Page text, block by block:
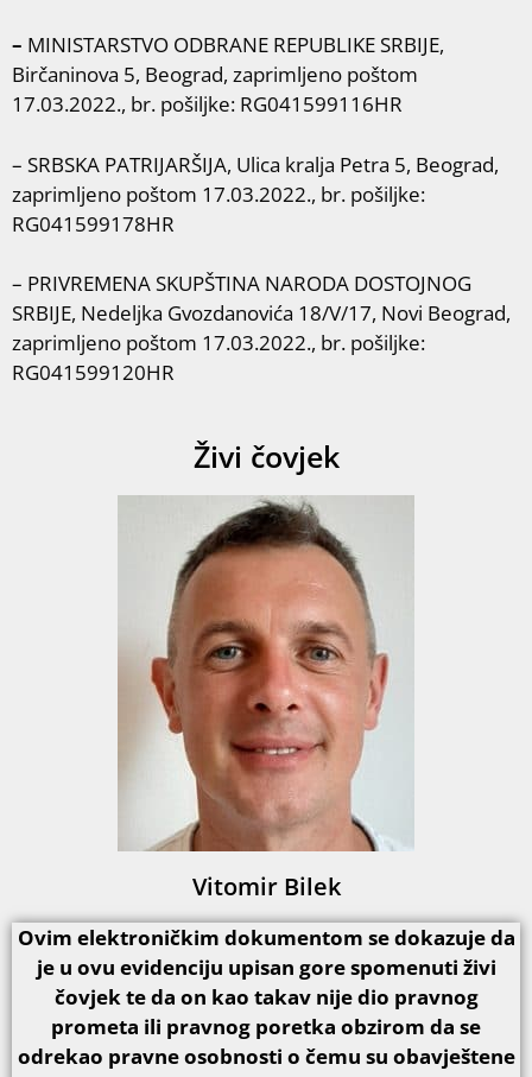
– MINISTARSTVO ODBRANE REPUBLIKE SRBIJE,
Birčaninova 5, Beograd, zaprimljeno poštom
17.03.2022., br. pošiljke: RG041599116HR
– SRBSKA PATRIJARŠIJA, Ulica kralja Petra 5, Beograd,
zaprimljeno poštom 17.03.2022., br. pošiljke:
RG041599178HR
– PRIVREMENA SKUPŠTINA NARODA DOSTOJNOG
SRBIJE, Nedeljka Gvozdanovića 18/V/17, Novi Beograd,
zaprimljeno poštom 17.03.2022., br. pošiljke:
RG041599120HR
Živi čovjek
Vitomir Bilek
Ovim elektroničkim dokumentom se dokazuje da
je u ovu evidenciju upisan gore spomenuti živi
čovjek te da on kao takav nije dio pravnog
prometa ili pravnog poretka obzirom da se
odrekao pravne osobnosti o čemu su obavještene